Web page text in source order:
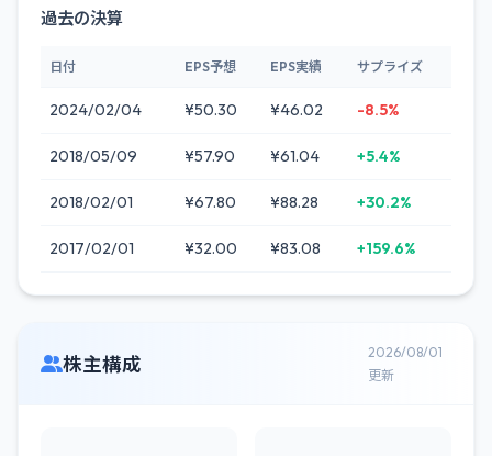
過去の決算
日付 EPS予想 EPS実績 サプライズ
2024/02/04 ¥50.30 ¥46.02 -8.5%
2018/05/09 ¥57.90 ¥61.04 +5.4%
2018/02/01 ¥67.80 ¥88.28 +30.2%
2017/02/01 ¥32.00 ¥83.08 +159.6%
株主構成
2026/08/01
更新